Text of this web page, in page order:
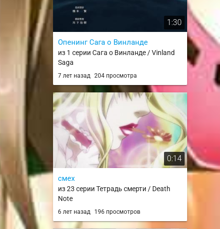
1:30
Опенинг Сага о Винланде
из 1 серии Сага о Винланде / Vinland
Saga
7 лет назад 204 просмотра
0:14
смех
из 23 серии Тетрадь смерти / Death
Note
6 лет назад 196 просмотров